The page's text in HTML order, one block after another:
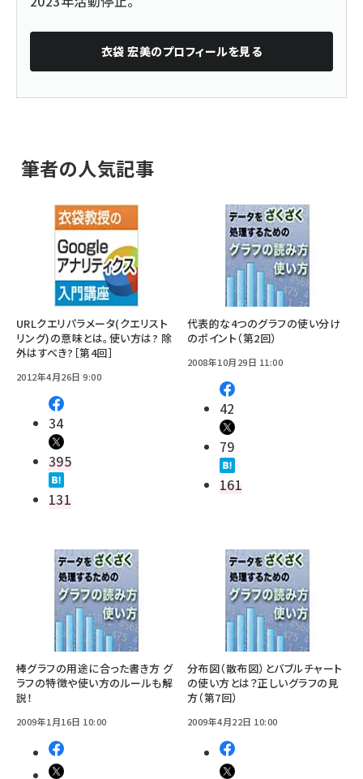
衣袋 宏美のプロフィールを見る
筆者の人気記事
URLクエリパラメータ(クエリスト
リング)の意味とは。使い方は? 除
外はすべき?［第4回］
2012年4月26日 9:00
34
395
131
代表的な4つのグラフの使い分け
のポイント（第2回）
2008年10月29日 11:00
42
79
161
棒グラフの用途に合った書き方 グ
ラフの特徴や使い方のルールも解
説！
2009年1月16日 10:00
分布図（散布図）とバブルチャート
の使い方とは？正しいグラフの見
方（第7回）
2009年4月22日 10:00